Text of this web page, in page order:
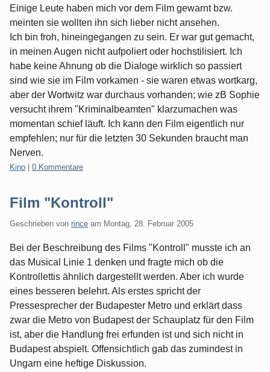
Einige Leute haben mich vor dem Film gewarnt bzw.
meinten sie wollten ihn sich lieber nicht ansehen.
Ich bin froh, hineingegangen zu sein. Er war gut gemacht,
in meinen Augen nicht aufpoliert oder hochstilisiert. Ich
habe keine Ahnung ob die Dialoge wirklich so passiert
sind wie sie im Film vorkamen - sie waren etwas wortkarg,
aber der Wortwitz war durchaus vorhanden; wie zB Sophie
versucht ihrem "Kriminalbeamten" klarzumachen was
momentan schief läuft. Ich kann den Film eigentlich nur
empfehlen; nur für die letzten 30 Sekunden braucht man
Nerven.
Kategorien:
Kino 0 Kommentare
Film "Kontroll"
Geschrieben von rince am Montag, 28. Februar 2005
Bei der Beschreibung des Films "Kontroll" musste ich an
das Musical Linie 1 denken und fragte mich ob die
Kontrollettis ähnlich dargestellt werden. Aber ich wurde
eines besseren belehrt. Als erstes spricht der
Pressesprecher der Budapester Metro und erklärt dass
zwar die Metro von Budapest der Schauplatz für den Film
ist, aber die Handlung frei erfunden ist und sich nicht in
Budapest abspielt. Offensichtlich gab das zumindest in
Ungarn eine heftige Diskussion.